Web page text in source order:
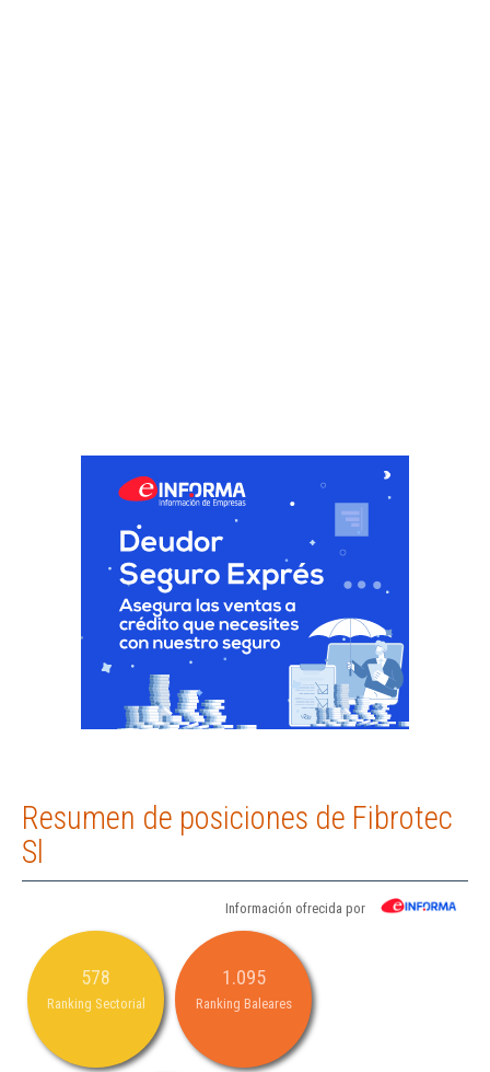
Resumen de posiciones de Fibrotec
Sl
Información ofrecida por
578
Ranking Sectorial
1.095
Ranking Baleares